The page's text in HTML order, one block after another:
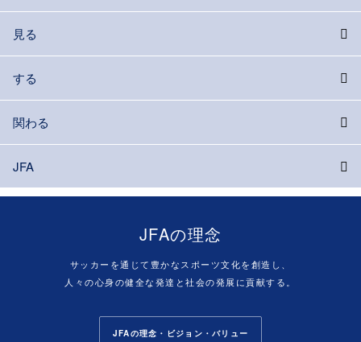
見る
する
関わる
JFA
JFAの理念
サッカーを通じて豊かなスポーツ文化を創造し、
人々の心身の健全な発達と社会の発展に貢献する。
JFAの理念・ビジョン・バリュー